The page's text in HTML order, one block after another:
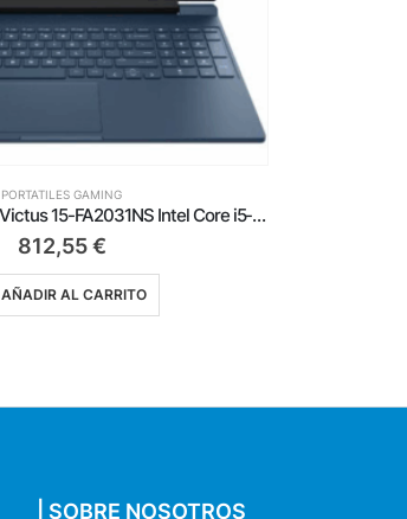
PORTATILES GAMING
Portátil Gaming Asus V16 V3607VU-RP148 Intel Core 5-210H/ 16GB/ 512GB SSD/ GeForce RTX 4050/ 16’/ Sin Sistema Operativo
878,55€
AÑADIR AL CARRITO
| SOBRE NOSOTROS